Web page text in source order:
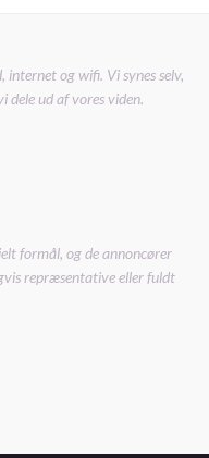
og wifi. Vi synes selv,
dele ud af vores viden.
formål, og de annoncører
repræsentative eller fuldt